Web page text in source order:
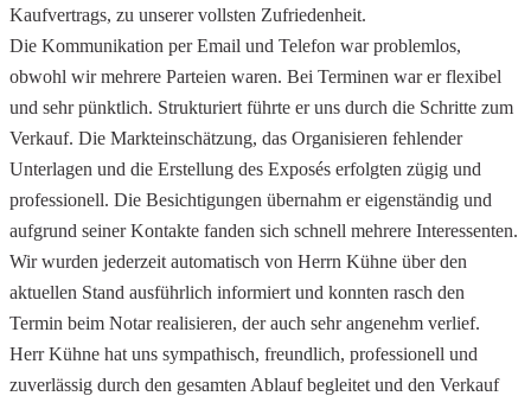
Kaufvertrags, zu unserer vollsten Zufriedenheit.
Die Kommunikation per Email und Telefon war problemlos,
obwohl wir mehrere Parteien waren. Bei Terminen war er flexibel
und sehr pünktlich. Strukturiert führte er uns durch die Schritte zum
Verkauf. Die Markteinschätzung, das Organisieren fehlender
Unterlagen und die Erstellung des Exposés erfolgten zügig und
professionell. Die Besichtigungen übernahm er eigenständig und
aufgrund seiner Kontakte fanden sich schnell mehrere Interessenten.
Wir wurden jederzeit automatisch von Herrn Kühne über den
aktuellen Stand ausführlich informiert und konnten rasch den
Termin beim Notar realisieren, der auch sehr angenehm verlief.
Herr Kühne hat uns sympathisch, freundlich, professionell und
zuverlässig durch den gesamten Ablauf begleitet und den Verkauf